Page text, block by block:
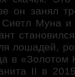
он занял
Сиетл Муна
лошадей,
в «Золотом
II в